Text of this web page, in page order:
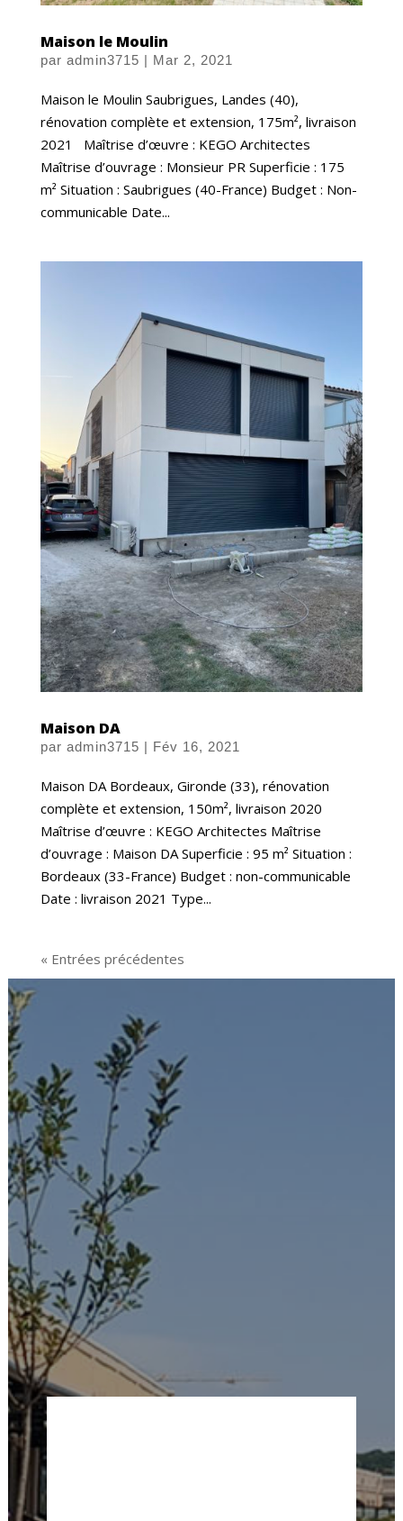
Maison le Moulin
par admin3715 | Mar 2, 2021
Maison le Moulin Saubrigues, Landes (40),
rénovation complète et extension, 175m², livraison
2021 Maîtrise d’œuvre : KEGO Architectes
Maîtrise d’ouvrage : Monsieur PR Superficie : 175
m² Situation : Saubrigues (40-France) Budget : Non-
communicable Date...
Maison DA
par admin3715 | Fév 16, 2021
Maison DA Bordeaux, Gironde (33), rénovation
complète et extension, 150m², livraison 2020
Maîtrise d’œuvre : KEGO Architectes Maîtrise
d’ouvrage : Maison DA Superficie : 95 m² Situation :
Bordeaux (33-France) Budget : non-communicable
Date : livraison 2021 Type...
« Entrées précédentes